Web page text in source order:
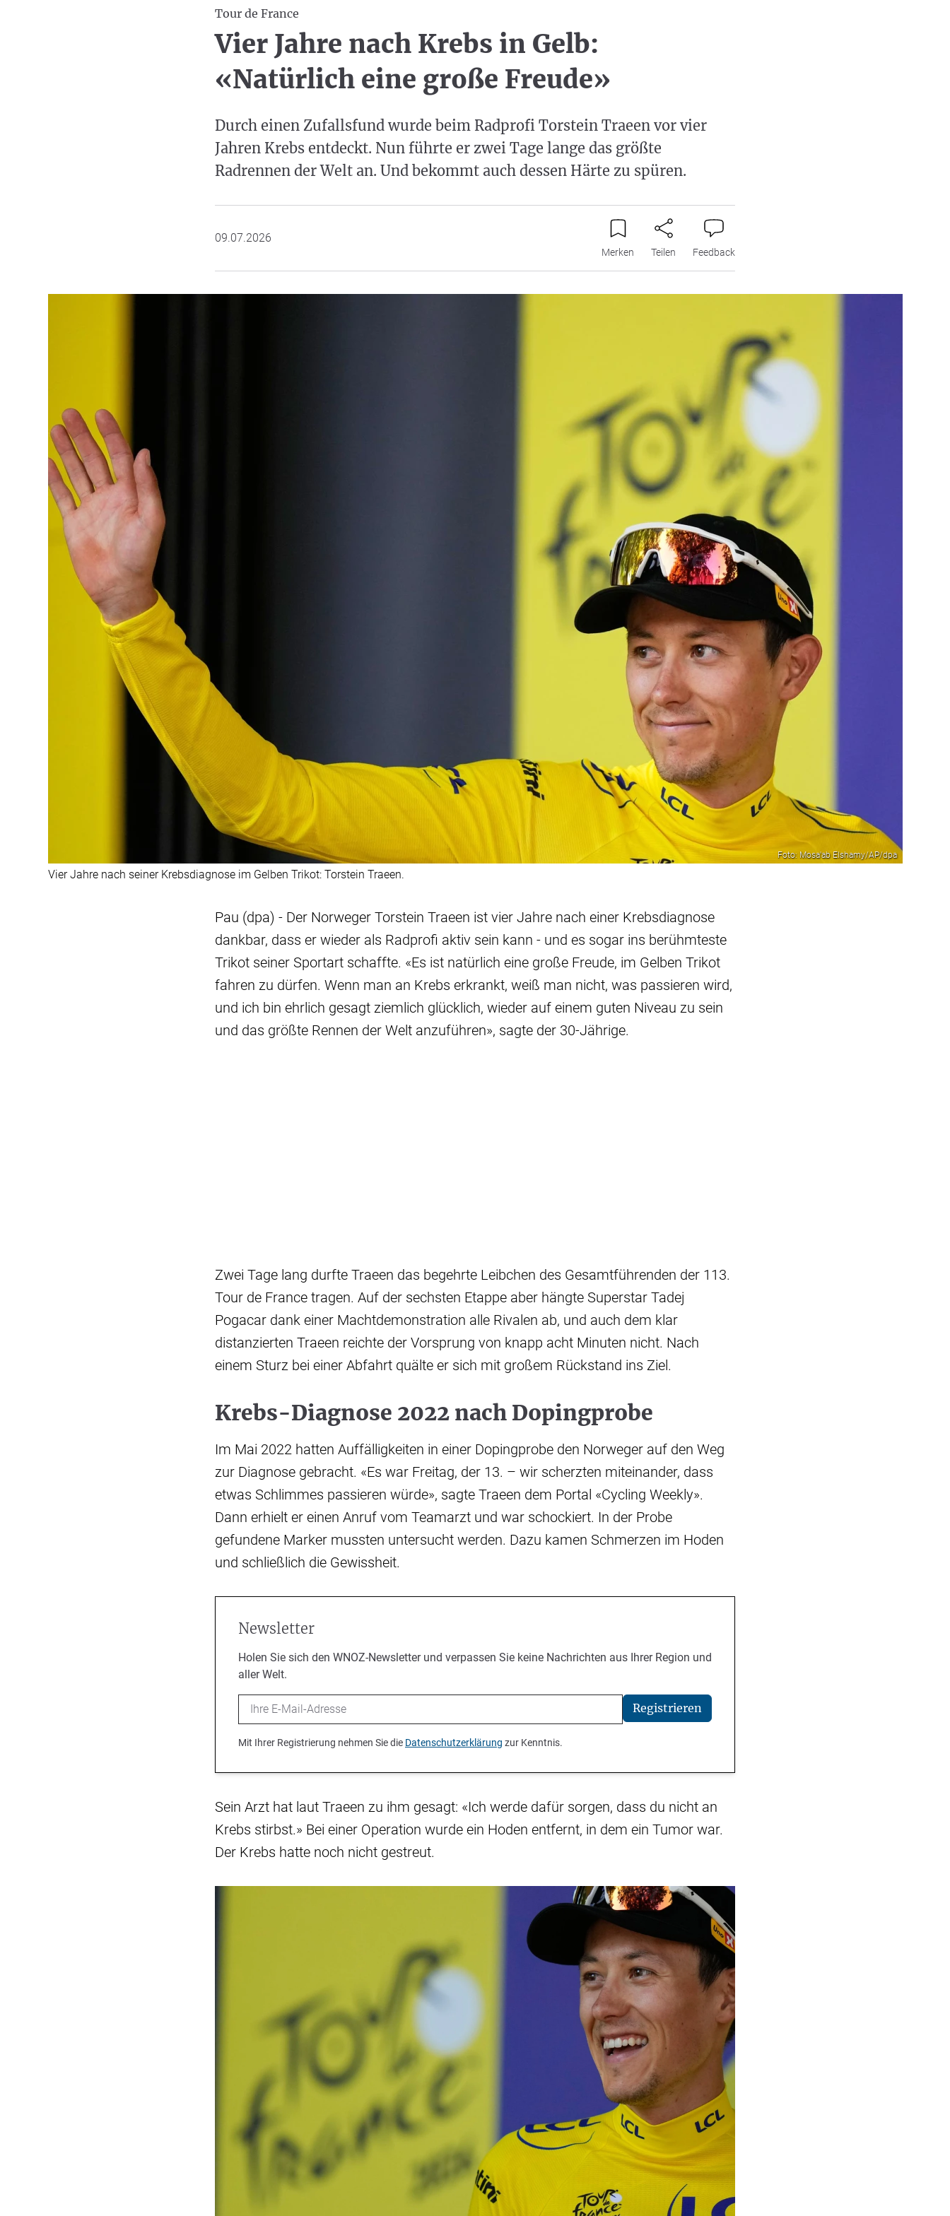
Tour de France
Vier Jahre nach Krebs in Gelb:
«Natürlich eine große Freude»
Durch einen Zufallsfund wurde beim Radprofi Torstein Traeen vor vier
Jahren Krebs entdeckt. Nun führte er zwei Tage lange das größte
Radrennen der Welt an. Und bekommt auch dessen Härte zu spüren.
09.07.2026
Merken Teilen Feedback
Foto: Mosa'ab Elshamy/AP/dpa
Vier Jahre nach seiner Krebsdiagnose im Gelben Trikot: Torstein Traeen.
Pau (dpa) - Der Norweger Torstein Traeen ist vier Jahre nach einer Krebsdiagnose
dankbar, dass er wieder als Radprofi aktiv sein kann - und es sogar ins berühmteste
Trikot seiner Sportart schaffte. «Es ist natürlich eine große Freude, im Gelben Trikot
fahren zu dürfen. Wenn man an Krebs erkrankt, weiß man nicht, was passieren wird,
und ich bin ehrlich gesagt ziemlich glücklich, wieder auf einem guten Niveau zu sein
und das größte Rennen der Welt anzuführen», sagte der 30-Jährige.
Zwei Tage lang durfte Traeen das begehrte Leibchen des Gesamtführenden der 113.
Tour de France tragen. Auf der sechsten Etappe aber hängte Superstar Tadej
Pogacar dank einer Machtdemonstration alle Rivalen ab, und auch dem klar
distanzierten Traeen reichte der Vorsprung von knapp acht Minuten nicht. Nach
einem Sturz bei einer Abfahrt quälte er sich mit großem Rückstand ins Ziel.
Krebs-Diagnose 2022 nach Dopingprobe
Im Mai 2022 hatten Auffälligkeiten in einer Dopingprobe den Norweger auf den Weg
zur Diagnose gebracht. «Es war Freitag, der 13. – wir scherzten miteinander, dass
etwas Schlimmes passieren würde», sagte Traeen dem Portal «Cycling Weekly».
Dann erhielt er einen Anruf vom Teamarzt und war schockiert. In der Probe
gefundene Marker mussten untersucht werden. Dazu kamen Schmerzen im Hoden
und schließlich die Gewissheit.
Newsletter
Holen Sie sich den WNOZ-Newsletter und verpassen Sie keine Nachrichten aus Ihrer Region und
aller Welt.
Email Registrieren
Mit Ihrer Registrierung nehmen Sie die Datenschutzerklärung zur Kenntnis.
Sein Arzt hat laut Traeen zu ihm gesagt: «Ich werde dafür sorgen, dass du nicht an
Krebs stirbst.» Bei einer Operation wurde ein Hoden entfernt, in dem ein Tumor war.
Der Krebs hatte noch nicht gestreut.